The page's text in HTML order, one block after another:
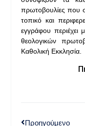
πρωτοβουλίες που
τοπικό και
εγγράφου περιέχει
θεολογικών
Καθολική Εκκλησία.
Προηγούμενο